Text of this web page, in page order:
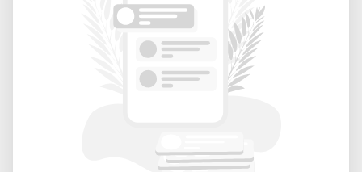
geschulten Mitarbeitenden stehen dir
bei Einrichtung, Bedienung und
Materialwahl zur Seite.
Flexible Buchungszeiten:Reserviere
Inspirierende Community:Arbeite Seite